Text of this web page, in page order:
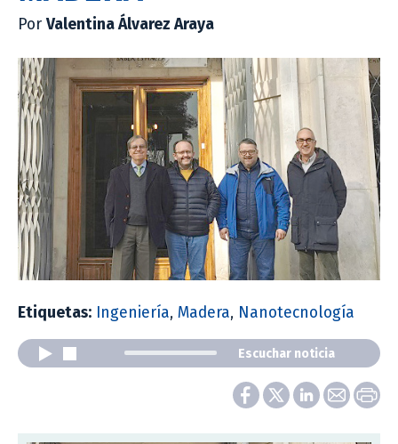
PorValentina Álvarez Araya
Etiquetas: Ingeniería, Madera, Nanotecnología
Escuchar noticia